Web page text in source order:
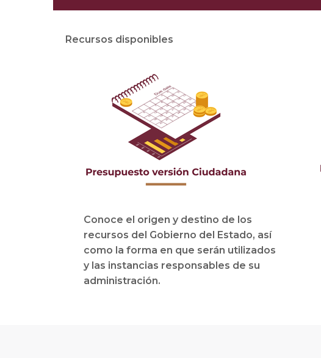
Recursos disponibles
Conoce el origen y destino de los
recursos del Gobierno del Estado, así
como la forma en que serán utilizados
y las instancias responsables de su
administración.